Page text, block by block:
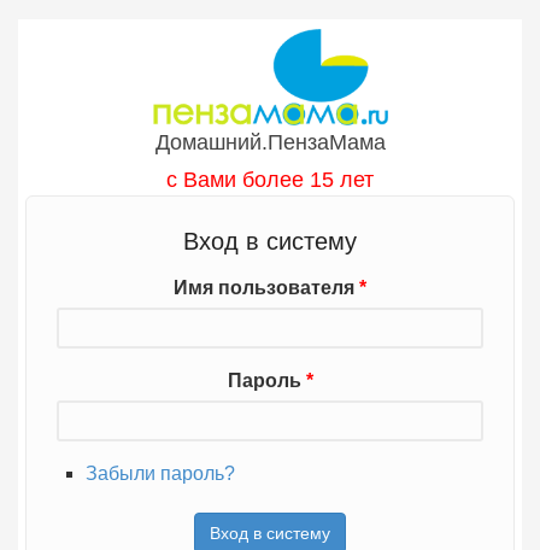
Домашний.ПензаМама
с Вами более 15 лет
Вход в систему
Имя пользователя *
Пароль *
Забыли пароль?